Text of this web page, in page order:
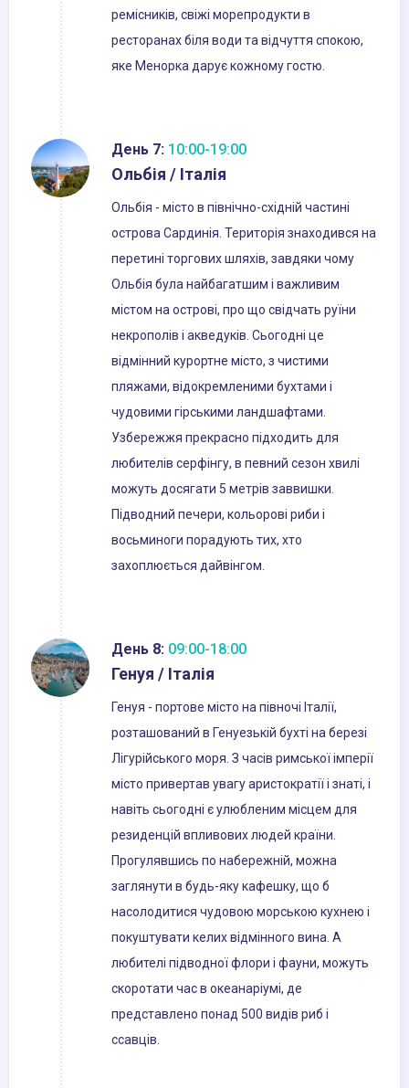
ремісників, свіжі морепродукти в
ресторанах біля води та відчуття спокою,
яке Менорка дарує кожному гостю.
День 7: 10:00-19:00
Ольбія / Італія
Ольбія - місто в північно-східній частині
острова Сардинія. Територія знаходився на
перетині торгових шляхів, завдяки чому
Ольбія була найбагатшим і важливим
містом на острові, про що свідчать руїни
некрополів і акведуків. Сьогодні це
відмінний курортне місто, з чистими
пляжами, відокремленими бухтами і
чудовими гірськими ландшафтами.
Узбережжя прекрасно підходить для
любителів серфінгу, в певний сезон хвилі
можуть досягати 5 метрів заввишки.
Підводний печери, кольорові риби і
восьминоги порадують тих, хто
захоплюється дайвінгом.
День 8: 09:00-18:00
Генуя / Італія
Генуя - портове місто на півночі Італії,
розташований в Генуезькій бухті на березі
Лігурійського моря. З часів римської імперії
місто привертав увагу аристократії і знаті, і
навіть сьогодні є улюбленим місцем для
резиденцій впливових людей країни.
Прогулявшись по набережній, можна
заглянути в будь-яку кафешку, що б
насолодитися чудовою морською кухнею і
покуштувати келих відмінного вина. А
любителі підводної флори і фауни, можуть
скоротати час в океанаріумі, де
представлено понад 500 видів риб і
ссавців.